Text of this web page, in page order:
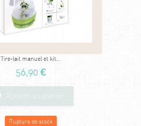
Tire-lait manuel et kit...
56,90 €
Ajouter au panier
Rupture de stock